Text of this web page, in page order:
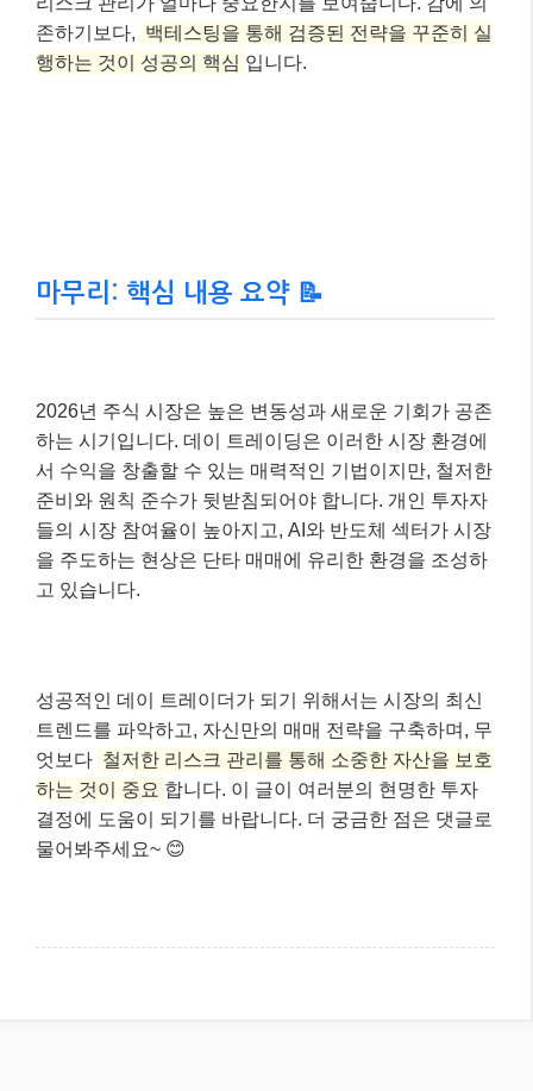
존하기보다, 백테스팅을 통해 검증된 전략을 꾸준히 실
행하는 것이 성공의 핵심 입니다.
마무리: 핵심 내용 요약 📝
2026년 주식 시장은 높은 변동성과 새로운 기회가 공존
하는 시기입니다. 데이 트레이딩은 이러한 시장 환경에
서 수익을 창출할 수 있는 매력적인 기법이지만, 철저한
준비와 원칙 준수가 뒷받침되어야 합니다. 개인 투자자
들의 시장 참여율이 높아지고, AI와 반도체 섹터가 시장
을 주도하는 현상은 단타 매매에 유리한 환경을 조성하
고 있습니다.
성공적인 데이 트레이더가 되기 위해서는 시장의 최신
트렌드를 파악하고, 자신만의 매매 전략을 구축하며, 무
엇보다 철저한 리스크 관리를 통해 소중한 자산을 보호
하는 것이 중요 합니다. 이 글이 여러분의 현명한 투자
결정에 도움이 되기를 바랍니다. 더 궁금한 점은 댓글로
물어봐주세요~ 😊